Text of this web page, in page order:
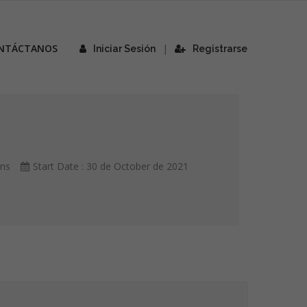
Iniciar Sesión | Registrarse
Start Date : 30 de October de 2021